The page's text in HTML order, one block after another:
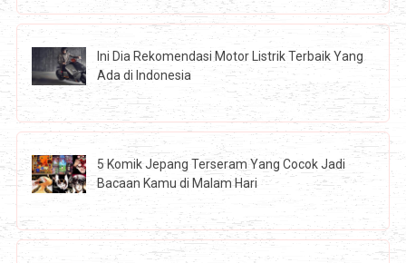
Ini Dia Rekomendasi Motor Listrik Terbaik Yang
Ada di Indonesia
5 Komik Jepang Terseram Yang Cocok Jadi
Bacaan Kamu di Malam Hari